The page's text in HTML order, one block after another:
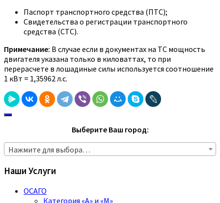
Паспорт транспортного средства (ПТС);
Свидетельства о регистрации транспортного
средства (СТС).
Примечание: В случае если в документах на ТС мощность
двигателя указана только в киловаттах, то при
перерасчете в лошадиные силы используется соотношение
1 кВт = 1,35962 л.с.
Выберите Ваш город:
Нажмите для выбора…
Наши Услуги
ОСАГО
Категория «A» и «M»